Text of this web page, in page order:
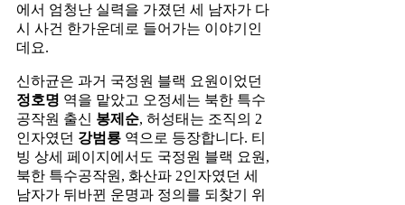
에서 엄청난 실력을 가졌던 세 남자가 다
시 사건 한가운데로 들어가는 이야기인
데요.
신하균은 과거 국정원 블랙 요원이었던
정호명 역을 맡았고 오정세는 북한 특수
공작원 출신 봉제순, 허성태는 조직의 2
인자였던 강범룡 역으로 등장합니다. 티
빙 상세 페이지에서도 국정원 블랙 요원,
북한 특수공작원, 화산파 2인자였던 세
남자가 뒤바뀐 운명과 정의를 되찾기 위